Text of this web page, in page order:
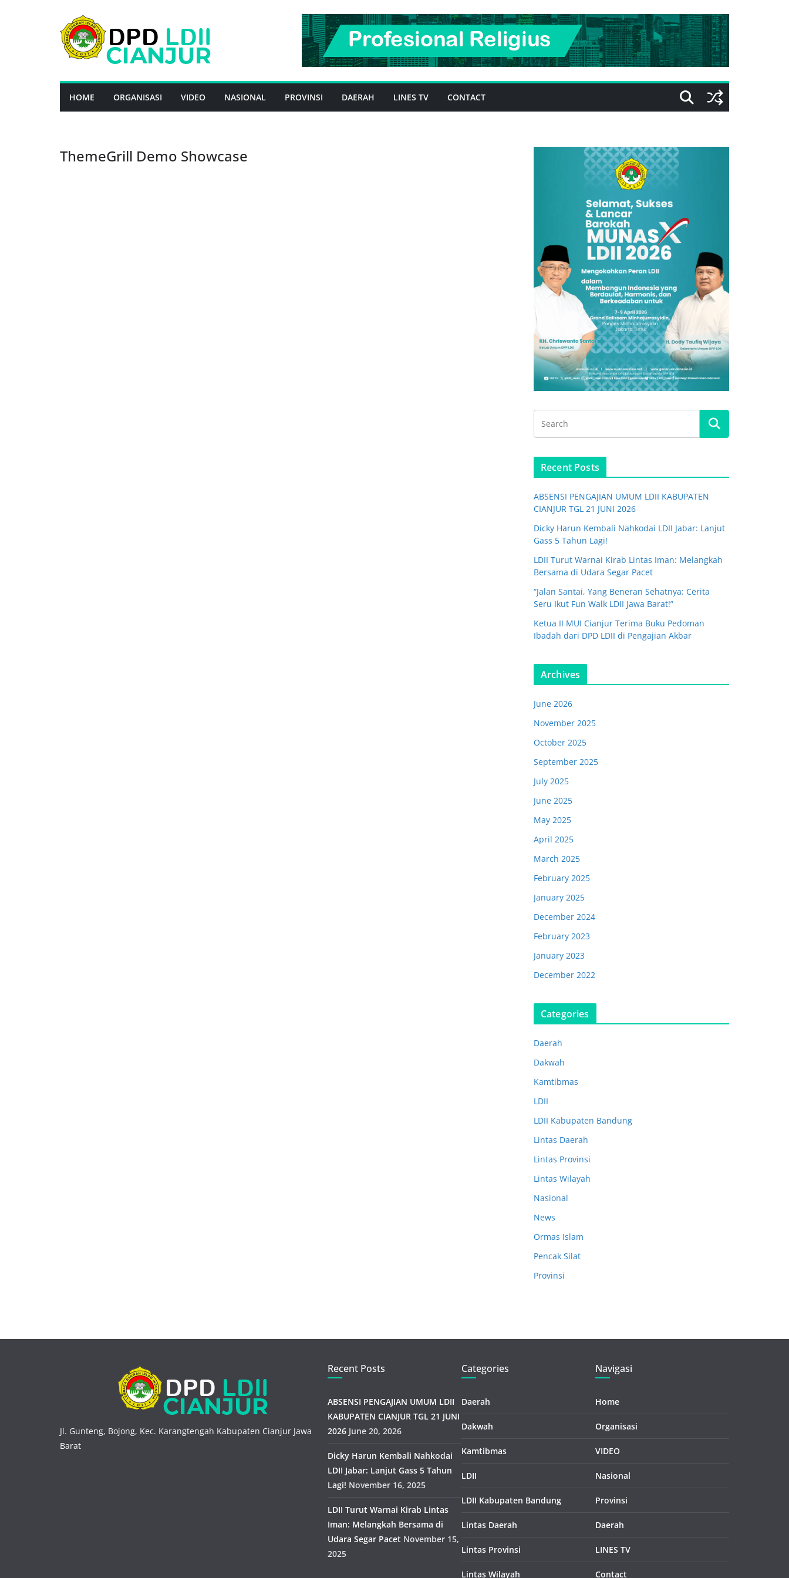
HOME ORGANISASI VIDEO NASIONAL PROVINSI DAERAH LINES TV CONTACT
ThemeGrill Demo Showcase
Recent Posts
ABSENSI PENGAJIAN UMUM LDII KABUPATEN
CIANJUR TGL 21 JUNI 2026
Dicky Harun Kembali Nahkodai LDII Jabar: Lanjut
Gass 5 Tahun Lagi!
LDII Turut Warnai Kirab Lintas Iman: Melangkah
Bersama di Udara Segar Pacet
“Jalan Santai, Yang Beneran Sehatnya: Cerita
Seru Ikut Fun Walk LDII Jawa Barat!”
Ketua II MUI Cianjur Terima Buku Pedoman
Ibadah dari DPD LDII di Pengajian Akbar
Archives
June 2026
November 2025
October 2025
September 2025
July 2025
June 2025
May 2025
April 2025
March 2025
February 2025
January 2025
December 2024
February 2023
January 2023
December 2022
Categories
Daerah
Dakwah
Kamtibmas
LDII
LDII Kabupaten Bandung
Lintas Daerah
Lintas Provinsi
Lintas Wilayah
Nasional
News
Ormas Islam
Pencak Silat
Provinsi
Jl. Gunteng, Bojong, Kec. Karangtengah Kabupaten Cianjur Jawa
Barat
Recent Posts
ABSENSI PENGAJIAN UMUM LDII
KABUPATEN CIANJUR TGL 21 JUNI
2026 June 20, 2026
Dicky Harun Kembali Nahkodai
LDII Jabar: Lanjut Gass 5 Tahun
Lagi! November 16, 2025
LDII Turut Warnai Kirab Lintas
Iman: Melangkah Bersama di
Udara Segar Pacet November 15,
2025
Categories
Daerah
Dakwah
Kamtibmas
LDII
LDII Kabupaten Bandung
Lintas Daerah
Lintas Provinsi
Lintas Wilayah
Navigasi
Home
Organisasi
VIDEO
Nasional
Provinsi
Daerah
LINES TV
Contact